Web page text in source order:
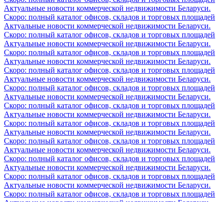
Актуальные новости коммерческой недвижимости Беларуси.
Скоро: полный каталог офисов, складов и торговых площадей
Актуальные новости коммерческой недвижимости Беларуси.
Скоро: полный каталог офисов, складов и торговых площадей
Актуальные новости коммерческой недвижимости Беларуси.
Скоро: полный каталог офисов, складов и торговых площадей
Актуальные новости коммерческой недвижимости Беларуси.
Скоро: полный каталог офисов, складов и торговых площадей
Актуальные новости коммерческой недвижимости Беларуси.
Скоро: полный каталог офисов, складов и торговых площадей
Актуальные новости коммерческой недвижимости Беларуси.
Скоро: полный каталог офисов, складов и торговых площадей
Актуальные новости коммерческой недвижимости Беларуси.
Скоро: полный каталог офисов, складов и торговых площадей
Актуальные новости коммерческой недвижимости Беларуси.
Скоро: полный каталог офисов, складов и торговых площадей
Актуальные новости коммерческой недвижимости Беларуси.
Скоро: полный каталог офисов, складов и торговых площадей
Актуальные новости коммерческой недвижимости Беларуси.
Скоро: полный каталог офисов, складов и торговых площадей
Актуальные новости коммерческой недвижимости Беларуси.
Скоро: полный каталог офисов, складов и торговых площадей